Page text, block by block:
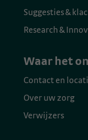
Suggesties &
Research &
Waar het
Contact en
Over uw zorg
Verwijzers